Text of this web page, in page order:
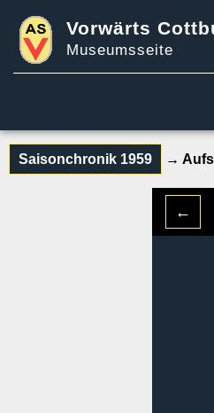
Vorwärts
Museumsseite
Saisonchronik 1959 →
←